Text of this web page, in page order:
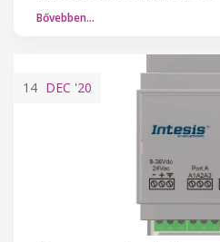
Bővebben…
14 DEC '20